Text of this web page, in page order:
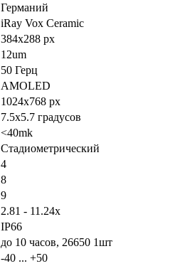
Германий
iRay Vox Ceramic
384x288 px
12um
50 Герц
AMOLED
1024x768 px
7.5x5.7 градусов
<40mk
Стадиометрический
4
8
9
2.81 - 11.24x
IP66
до 10 часов, 26650 1шт
-40 ... +50